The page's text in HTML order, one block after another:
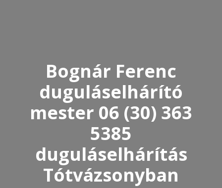
Bognár Ferenc
duguláselhárító
mester 06 (30) 363
5385
duguláselhárítás
Tótvázsonyban